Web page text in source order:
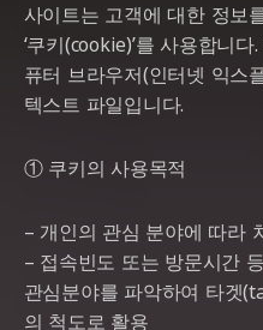
사이트는 고객에 대한 정보
‘쿠키(cookie)’를 사용합니
퓨터 브라우저(인터넷 익스
텍스트 파일입니다.
① 쿠키의 사용목적
– 개인의 관심 분야에 따라
– 접속빈도 또는 방문시간
관심분야를 파악하여 타겟
의 척도로 활용